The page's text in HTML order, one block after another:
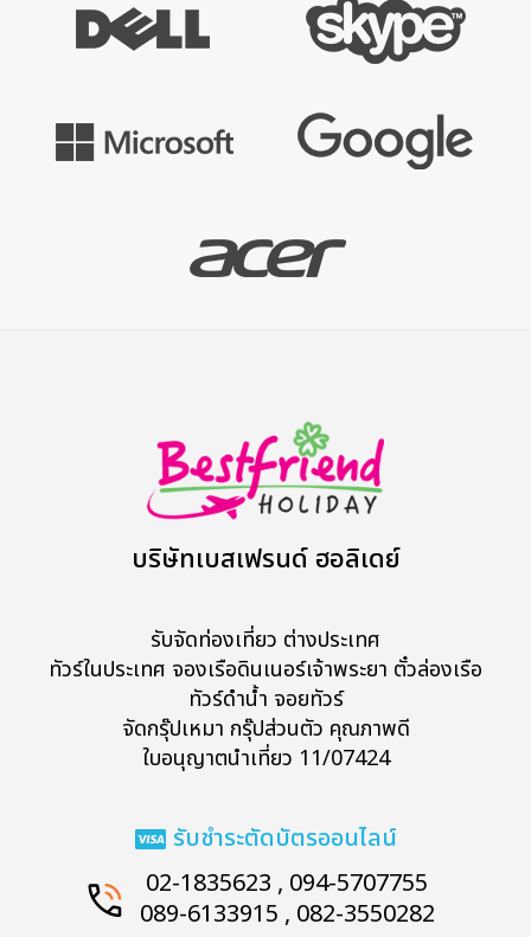
บริษัทเบสเฟรนด์ ฮอลิเดย์
รับจัดท่องเที่ยว ต่างประเทศ
ทัวร์ในประเทศ จองเรือดินเนอร์เจ้าพระยา ตั๋วล่องเรือ
ทัวร์ดำน้ำ จอยทัวร์
จัดกรุ๊ปเหมา กรุ๊ปส่วนตัว คุณภาพดี
ใบอนุญาตนำเที่ยว 11/07424
รับชำระตัดบัตรออนไลน์
02-1835623 , 094-5707755
089-6133915 , 082-3550282